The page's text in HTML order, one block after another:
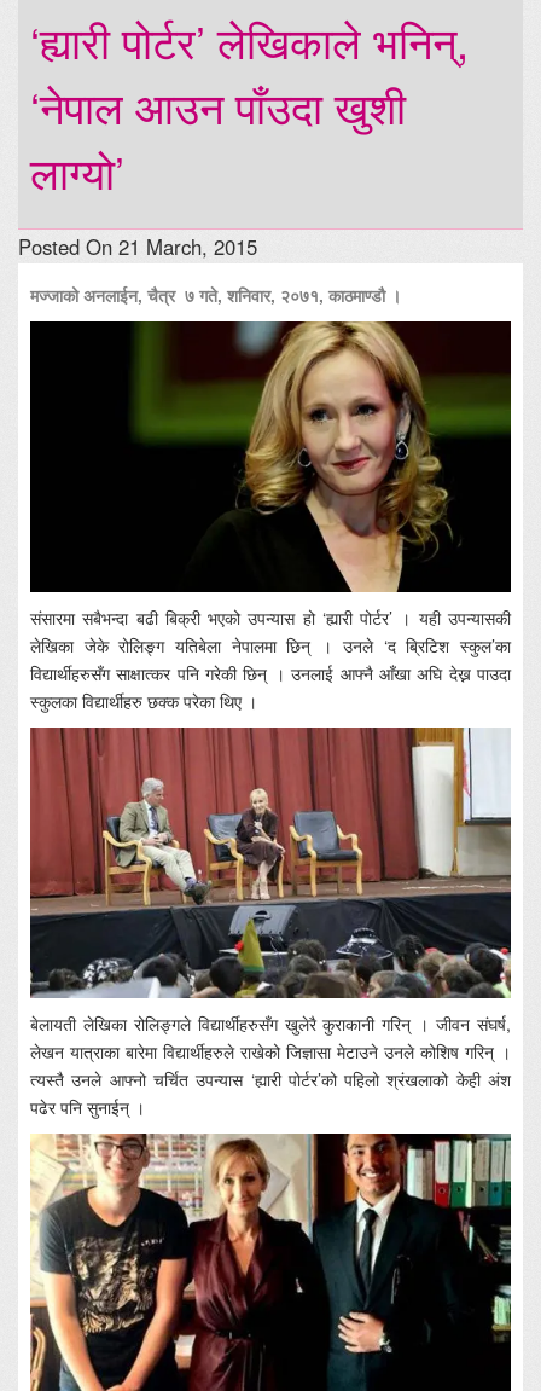
‘ह्यारी पोर्टर’ लेखिकाले भनिन्,
‘नेपाल आउन पाँउदा खुशी
लाग्यो’
Posted On 21 March, 2015
मज्जाको अनलाईन, चैत्र ७ गते, शनिवार, २०७१, काठमाण्डौ ।
संसारमा सबैभन्दा बढी बिक्री भएको उपन्यास हो ‘ह्यारी पोर्टर’ । यही उपन्यासकी
लेखिका जेके रोलिङ्ग यतिबेला नेपालमा छिन् । उनले ‘द ब्रिटिश स्कुल’का
विद्यार्थीहरुसँग साक्षात्कर पनि गरेकी छिन् । उनलाई आफ्नै आँखा अघि देख्न पाउदा
स्कुलका विद्यार्थीहरु छक्क परेका थिए ।
बेलायती लेखिका रोलिङ्गले विद्यार्थीहरुसँग खुलेरै कुराकानी गरिन् । जीवन संघर्ष,
लेखन यात्राका बारेमा विद्यार्थीहरुले राखेको जिज्ञासा मेटाउने उनले कोशिष गरिन् ।
त्यस्तै उनले आफ्नो चर्चित उपन्यास ‘ह्यारी पोर्टर’को पहिलो श्रंखलाको केही अंश
पढेर पनि सुनाईन् ।